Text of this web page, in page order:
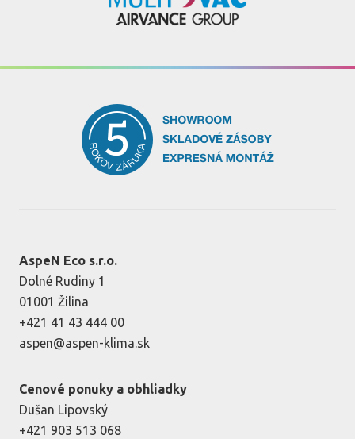
AspeN Eco s.r.o.
Dolné Rudiny 1
01001 Žilina
+421 41 43 444 00
aspen@aspen-klima.sk
Cenové ponuky a obhliadky
Dušan Lipovský
+421 903 513 068